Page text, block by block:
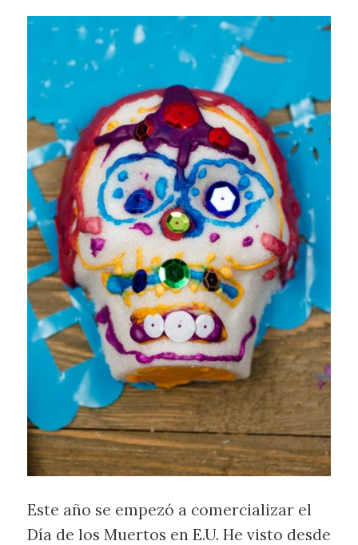
Este año se empezó a comercializar el
Día de los Muertos en E.U. He visto desde